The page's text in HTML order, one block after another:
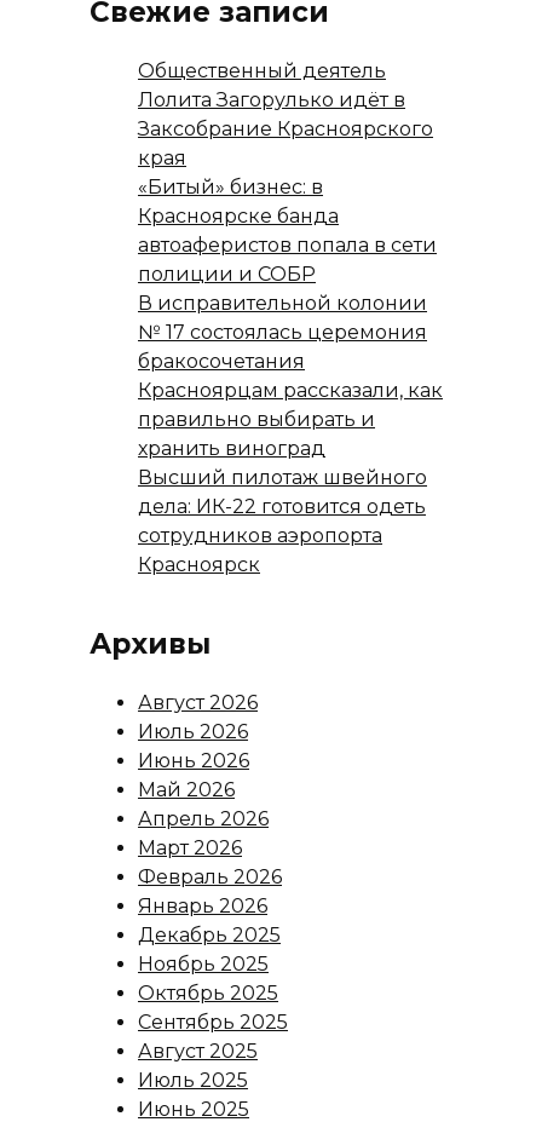
Свежие записи
Общественный деятель
Лолита Загорулько идёт в
Заксобрание Красноярского
края
«Битый» бизнес: в
Красноярске банда
автоаферистов попала в сети
полиции и СОБР
В исправительной колонии
№ 17 состоялась церемония
бракосочетания
Красноярцам рассказали, как
правильно выбирать и
хранить виноград
Высший пилотаж швейного
дела: ИК-22 готовится одеть
сотрудников аэропорта
Красноярск
Архивы
Август 2026
Июль 2026
Июнь 2026
Май 2026
Апрель 2026
Март 2026
Февраль 2026
Январь 2026
Декабрь 2025
Ноябрь 2025
Октябрь 2025
Сентябрь 2025
Август 2025
Июль 2025
Июнь 2025